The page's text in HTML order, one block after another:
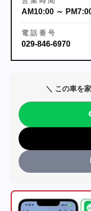
AM10:00 ～
電 話 番 号
029-846-6970
＼ この車を